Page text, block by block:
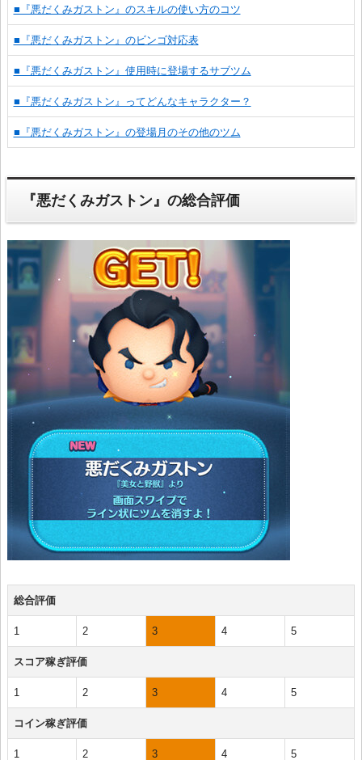
■『悪だくみガストン』のスキルの使い方のコツ
■『悪だくみガストン』のビンゴ対応表
■『悪だくみガストン』使用時に登場するサブツム
■『悪だくみガストン』ってどんなキャラクター？
■『悪だくみガストン』の登場月のその他のツム
『悪だくみガストン』の総合評価
総合評価
1 2 3 4 5
スコア稼ぎ評価
1 2 3 4 5
コイン稼ぎ評価
1 2 3 4 5